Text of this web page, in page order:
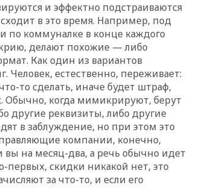
ума» из-за сообщений в СМИ
об истощении боеприпасов у
США
09:36 Исландия и Черногория
в 2028 году могут войти в
состав Евросоюза
09:18 Пашинян сообщил о
приверженности Армении
основополагающим
принципам ЕАЭС
09:06 Гендиректора
удмуртской «Ижавиа»
попросили уволиться
08:51Осужденный в России
и эффектно подстраиваются
в это время. Например, под
по коммуналке в конце каждого
делают похожие — либо
Как один из вариантов
Человек, естественно, переживает:
то сделать, иначе будет штраф,
Обычно, когда мимикрируют, берут
другие реквизиты, либо другие
в заблуждение, но при этом это
компании, конечно,
вы на месяц-два, а речь обычно идет
первых, скидки никакой нет, это
за что-то, и если его